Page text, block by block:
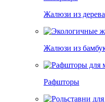
Жалюзи из дерева
Жалюзи из
Рафшторы